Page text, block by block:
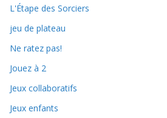
L'Étape des Sorciers
jeu de plateau
Ne ratez pas!
Jouez à 2
Jeux collaboratifs
Jeux enfants